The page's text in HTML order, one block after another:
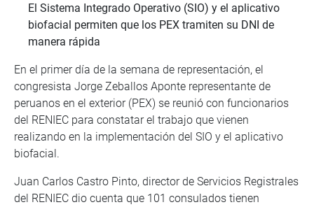
El Sistema Integrado Operativo (SIO) y el aplicativo
biofacial permiten que los PEX tramiten su DNI de
manera rápida
En el primer día de la semana de representación, el
congresista Jorge Zeballos Aponte representante de
peruanos en el exterior (PEX) se reunió con funcionarios
del RENIEC para constatar el trabajo que vienen
realizando en la implementación del SIO y el aplicativo
biofacial.
Juan Carlos Castro Pinto, director de Servicios Registrales
del RENIEC dio cuenta que 101 consulados tienen